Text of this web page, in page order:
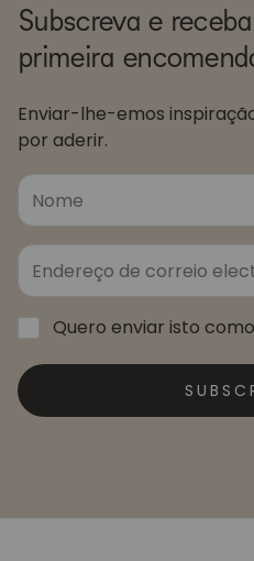
Subscreva e
primeira
Enviar-lhe-emos
por aderir.
Quero enviar isto